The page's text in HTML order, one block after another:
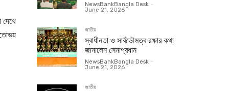
দেখে
NewsBankBangla Desk -
June 21, 2026
জাতীয়
স্বাধীনতা ও সার্বভৌমত্ব রক্ষার কথা
জানালেন সেনাপ্রধান
NewsBankBangla Desk -
June 21, 2026
জাতীয়